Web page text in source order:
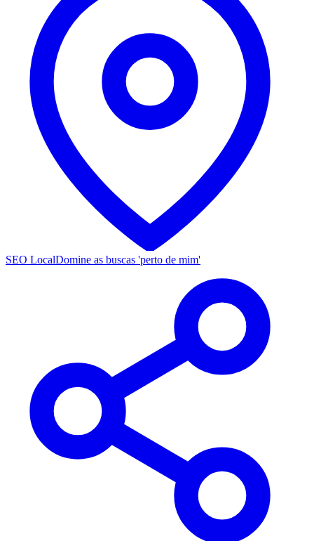
SEO LocalDomine as buscas 'perto de mim'